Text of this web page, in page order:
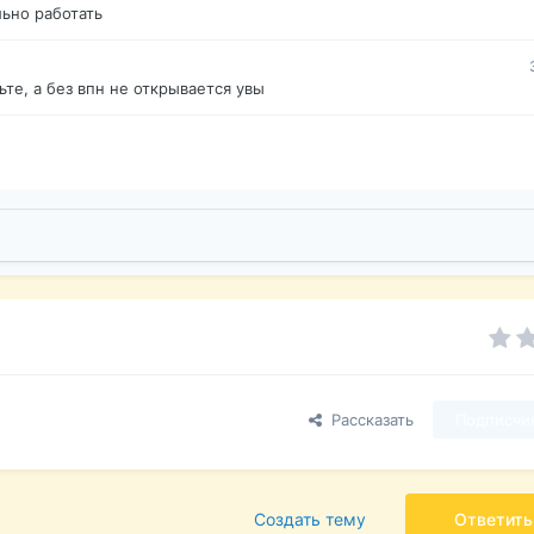
работать
а без впн не открывается увы
Рассказать
Создать тему